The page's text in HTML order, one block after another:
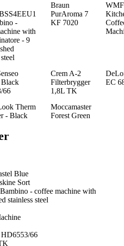
-
with
- 9
Braun
PurAroma 7
KF 7020
WMF
66
Crem A-2
Filterbrygger
1,8L TK
EC
Therm
- Black
Moccamaster
Forest Green
Blue
Sort
- coffee machine with
stainless steel
66